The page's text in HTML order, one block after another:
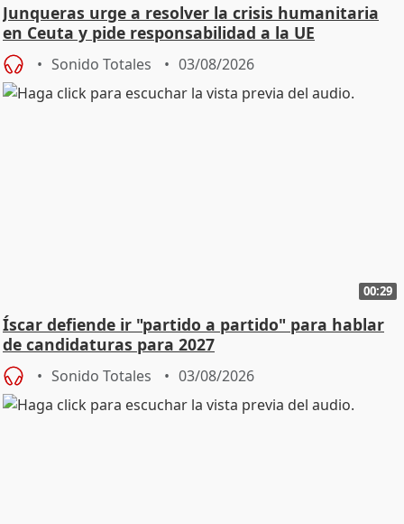
Junqueras urge a resolver la crisis humanitaria
en Ceuta y pide responsabilidad a la UE
Sonido Totales 03/08/2026
00:29
Íscar defiende ir "partido a partido" para hablar
de candidaturas para 2027
Sonido Totales 03/08/2026